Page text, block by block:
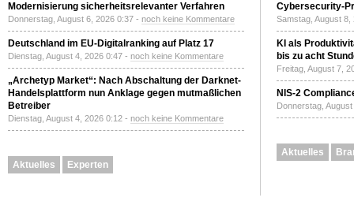
Modernisierung sicherheitsrelevanter Verfahren
Donnerstag, August 6, 2026 0:37 - noch keine Kommentare
Deutschland im EU-Digitalranking auf Platz 17
Dienstag, August 4, 2026 0:47 - noch keine Kommentare
„Archetyp Market“: Nach Abschaltung der Darknet-
Handelsplattform nun Anklage gegen mutmaßlichen
Betreiber
Dienstag, August 4, 2026 0:12 - noch keine Kommentare
Aktuelles Experten
Cybersecurity-
Samstag, August
KI als
bis zu acht
Freitag, August 7,
NIS-2
Donnerstag,
Aktuelles